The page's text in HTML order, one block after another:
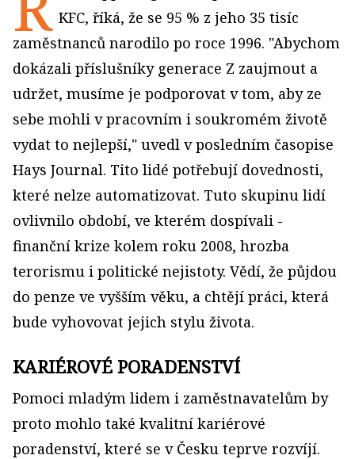
KFC, říká, že se 95 % z jeho 35 tisíc
zaměstnanců narodilo po roce 1996. "Abychom
dokázali příslušníky generace Z zaujmout a
udržet, musíme je podporovat v tom, aby ze
sebe mohli v pracovním i soukromém životě
vydat to nejlepší," uvedl v posledním časopise
Hays Journal. Tito lidé potřebují dovednosti,
které nelze automatizovat. Tuto skupinu lidí
ovlivnilo období, ve kterém dospívali -
finanční krize kolem roku 2008, hrozba
terorismu i politické nejistoty. Vědí, že půjdou
do penze ve vyšším věku, a chtějí práci, která
bude vyhovovat jejich stylu života.
KARIÉROVÉ PORADENSTVÍ
Pomoci mladým lidem i zaměstnavatelům by
proto mohlo také kvalitní kariérové
poradenství, které se v Česku teprve rozvíjí.